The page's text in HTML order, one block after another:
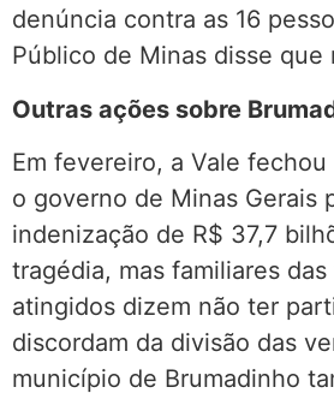
denúncia contra as 16
Público de Minas disse que
Outras ações sobre
Em fevereiro, a Vale
o governo de Minas Gerais
indenização de R$ 37,7
tragédia, mas familiares
atingidos dizem não ter
discordam da divisão das
município de Brumadinho